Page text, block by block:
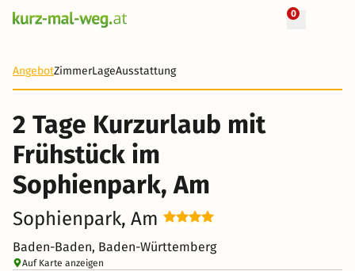
0
AngebotZimmerLageAusstattung
2 Tage Kurzurlaub mit
Frühstück im
Sophienpark, Am
Sophienpark, Am
Baden-Baden, Baden-Württemberg
Auf Karte anzeigen